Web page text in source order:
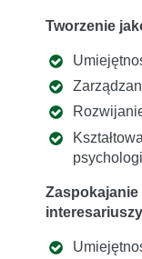
Tworzenie
Zaspokajanie